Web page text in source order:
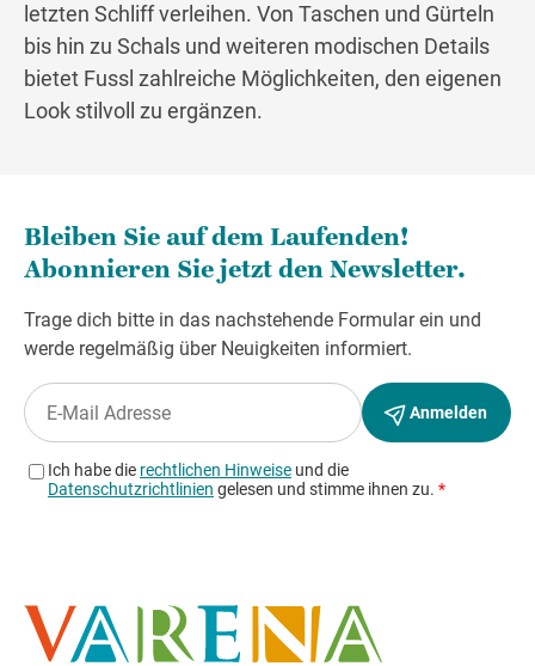
letzten Schliff verleihen. Von Taschen und Gürteln
bis hin zu Schals und weiteren modischen Details
bietet Fussl zahlreiche Möglichkeiten, den eigenen
Look stilvoll zu ergänzen.